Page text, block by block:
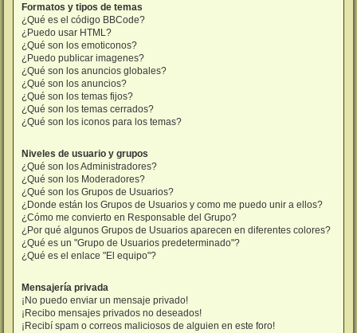
Formatos y tipos de temas
¿Qué es el código BBCode?
¿Puedo usar HTML?
¿Qué son los emoticonos?
¿Puedo publicar imagenes?
¿Qué son los anuncios globales?
¿Qué son los anuncios?
¿Qué son los temas fijos?
¿Qué son los temas cerrados?
¿Qué son los iconos para los temas?
Niveles de usuario y grupos
¿Qué son los Administradores?
¿Qué son los Moderadores?
¿Qué son los Grupos de Usuarios?
¿Donde están los Grupos de Usuarios y como me puedo unir a ellos?
¿Cómo me convierto en Responsable del Grupo?
¿Por qué algunos Grupos de Usuarios aparecen en diferentes colores?
¿Qué es un "Grupo de Usuarios predeterminado"?
¿Qué es el enlace "El equipo"?
Mensajería privada
¡No puedo enviar un mensaje privado!
¡Recibo mensajes privados no deseados!
¡Recibí spam o correos maliciosos de alguien en este foro!